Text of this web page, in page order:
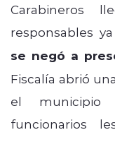
Carabineros
responsables
se negó a
Fiscalía abrió
el
funcionarios